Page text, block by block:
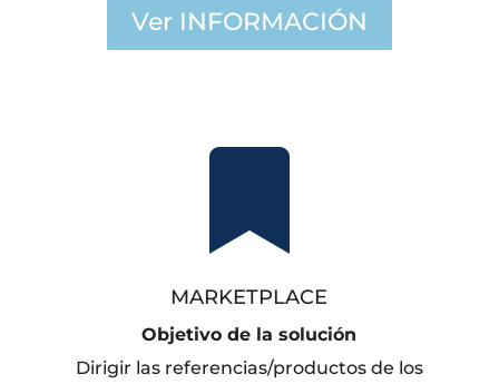
Ver INFORMACIÓN

MARKETPLACE
Objetivo de la solución
Dirigir las referencias/productos de los